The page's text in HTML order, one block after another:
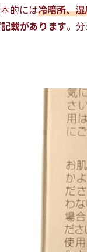
的には冷暗所、
載があります。